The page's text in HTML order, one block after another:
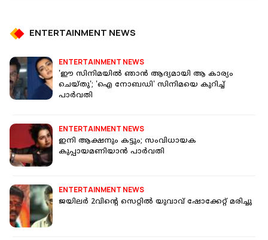
ENTERTAINMENT NEWS
ENTERTAINMENT NEWS
'ഈ സിനിമയില്‍ ഞാന്‍ ആദ്യമായി ആ കാര്യം
ചെയ്തു'; 'ഐ നോബഡി' സിനിമയെ കുറിച്ച്
പാര്‍വതി
ENTERTAINMENT NEWS
ഇനി ആക്ഷനും കട്ടും; സംവിധായക
കുപ്പായമണിയാന്‍ പാര്‍വതി
ENTERTAINMENT NEWS
ജയിലര്‍ 2വിന്റെ സെറ്റില്‍ യുവാവ് ഷോക്കേറ്റ് മരിച്ചു